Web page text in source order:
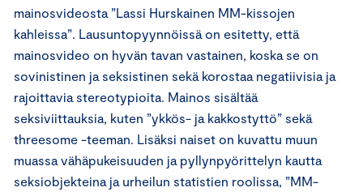
mainosvideosta ”Lassi Hurskainen MM-kissojen
kahleissa”. Lausuntopyynnöissä on esitetty, että
mainosvideo on hyvän tavan vastainen, koska se on
sovinistinen ja seksistinen sekä korostaa negatiivisia ja
rajoittavia stereotypioita. Mainos sisältää
seksiviittauksia, kuten ”ykkös- ja kakkostyttö” sekä
threesome -teeman. Lisäksi naiset on kuvattu muun
muassa vähäpukeisuuden ja pyllynpyörittelyn kautta
seksiobjekteina ja urheilun statistien roolissa, ”MM-